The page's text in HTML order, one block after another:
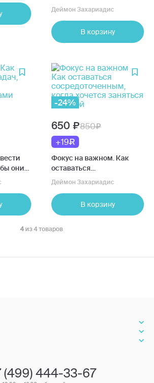
все успевать и не
Деймон Захариадис
В корзину
они
собой
-24%
650
850
+19
Фокус на важном. Как
оставаться
сосредоточенным, когда
Деймон Захариадис
В корзину
4 из 4 товаров
(499) 444-33-67